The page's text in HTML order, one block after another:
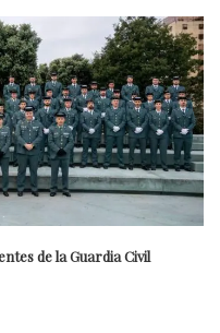
de la Guardia Civil